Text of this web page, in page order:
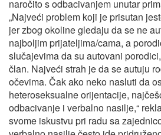
naročito s odbacivanjem unutar
„Najveći problem koji je prisutan
jer zbog okoline gledaju da se ne
najboljim prijateljima/cama, a
slučajevima da su autovani
član. Najveći strah je da se autuju
očevima. Čak ako neko nasluti da
heteroseksualne orijentacije,
odbacivanje i verbalno nasilje,“
svome iskustvu pri radu sa